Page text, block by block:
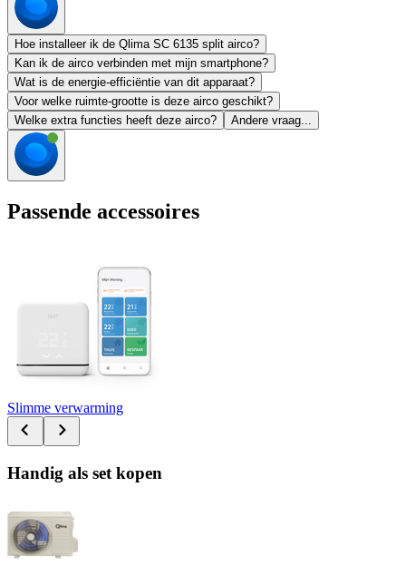
Hoe installeer ik de Qlima SC 6135 split airco?
Kan ik de airco verbinden met mijn smartphone?
Wat is de energie-efficiëntie van dit apparaat?
Voor welke ruimte-grootte is deze airco geschikt?
Welke extra functies heeft deze airco?
Andere vraag...
Passende accessoires
Slimme verwarming
Handig als set kopen